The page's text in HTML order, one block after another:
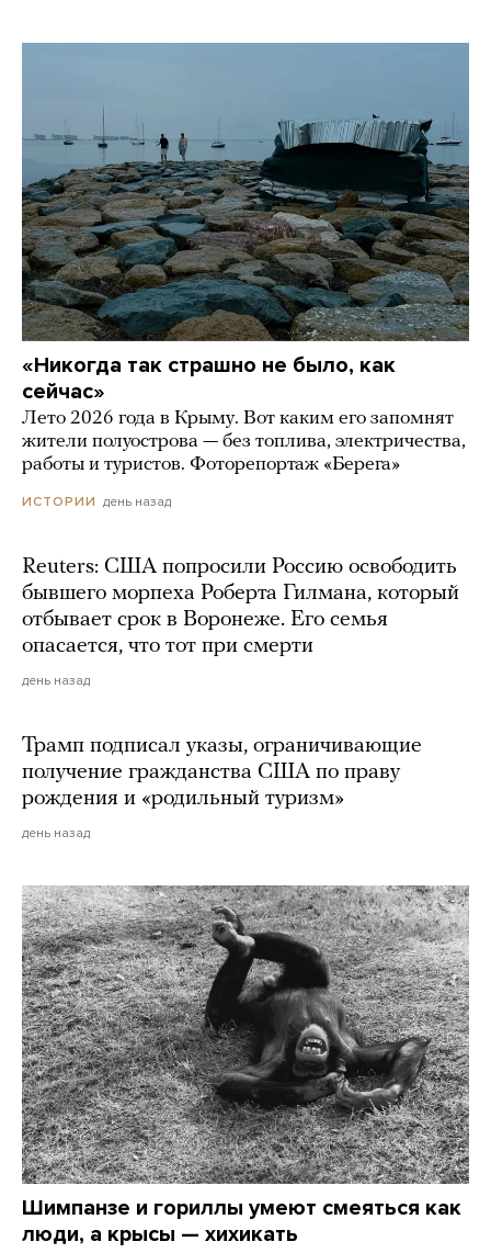
«Никогда так страшно не было, как
сейчас»
Лето 2026 года в Крыму. Вот каким его запомнят
жители полуострова — без топлива, электричества,
работы и туристов. Фоторепортаж «Берега»
ИСТОРИИ день назад
Reuters: США попросили Россию освободить
бывшего морпеха Роберта Гилмана, который
отбывает срок в Воронеже. Его семья
опасается, что тот при смерти
день назад
Трамп подписал указы, ограничивающие
получение гражданства США по праву
рождения и «родильный туризм»
день назад
Шимпанзе и гориллы умеют смеяться как
люди, а крысы — хихикать